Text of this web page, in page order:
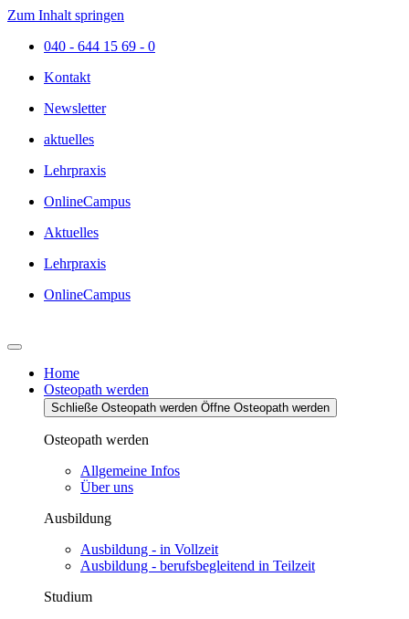
Zum Inhalt springen
040 - 644 15 69 - 0
Kontakt
Newsletter
aktuelles
Lehrpraxis
OnlineCampus
Aktuelles
Lehrpraxis
OnlineCampus
Home
Osteopath werden
Schließe Osteopath werden Öffne Osteopath werden
Osteopath werden
Allgemeine Infos
Über uns
Ausbildung
Ausbildung - in Vollzeit
Ausbildung - berufsbegleitend in Teilzeit
Studium